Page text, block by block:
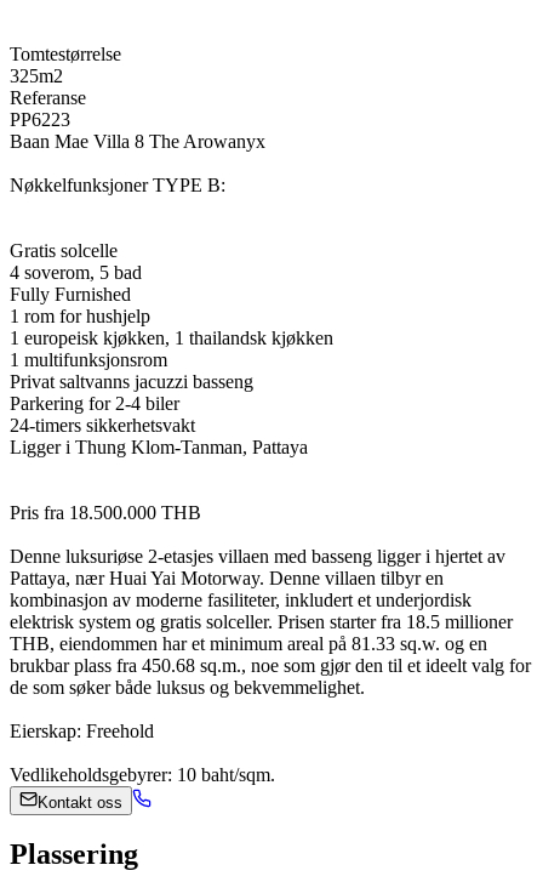
Tomtestørrelse
325m2
Referanse
PP6223
Baan Mae Villa 8 The Arowanyx
Nøkkelfunksjoner TYPE B:
Gratis solcelle
4 soverom, 5 bad
Fully Furnished
1 rom for hushjelp
1 europeisk kjøkken, 1 thailandsk kjøkken
1 multifunksjonsrom
Privat saltvanns jacuzzi basseng
Parkering for 2-4 biler
24-timers sikkerhetsvakt
Ligger i Thung Klom-Tanman, Pattaya
Pris fra 18.500.000 THB
Denne luksuriøse 2-etasjes villaen med basseng ligger i hjertet av
Pattaya, nær Huai Yai Motorway. Denne villaen tilbyr en
kombinasjon av moderne fasiliteter, inkludert et underjordisk
elektrisk system og gratis solceller. Prisen starter fra 18.5 millioner
THB, eiendommen har et minimum areal på 81.33 sq.w. og en
brukbar plass fra 450.68 sq.m., noe som gjør den til et ideelt valg for
de som søker både luksus og bekvemmelighet.
Eierskap: Freehold
Vedlikeholdsgebyrer: 10 baht/sqm.
Kontakt oss
Plassering